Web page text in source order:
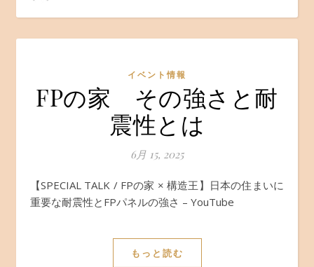
イベント情報
FPの家 その強さと耐
震性とは
6月 15, 2025
【SPECIAL TALK / FPの家 × 構造王】日本の住まいに
重要な耐震性とFPパネルの強さ – YouTube
もっと読む